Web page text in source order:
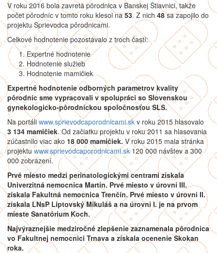
V roku 2016 bola zavretá pôrodnica v Banskej Štiavnici, takže
počet pôrodníc v tomto roku klesol na53. Z nich 48sa zapojilo do
projektu Sprievodca pôrodnicami.
Celkové hodnotenie pozostávalo z troch častí:
Expertné hodnotenie
Hodnotenie služieb
Hodnotenie mamičiek
Expertné hodnotenieodborných parametrov kvality
pôrodníc sme vypracovali v spolupráci so Slovenskou
gynekologicko-pôrodníckou spoločnosťou SLS.
Na portáli www.sprievodcaporodnicami.sk v roku 2015 hlasovalo
3 134 mamičiek. Od začiatku projektu v roku 2011 sa hlasovania
zúčastnilo viac ako 18 000 mamičiek. V roku 2015 mala stránka
projektu www.sprievodcaporodnicami.sk120 000 návštev a 300
000 zobrazení.
Prvé miesto medzi perinatologickými centrami získala
Univerzitná nemocnica Martin. Prvé miesto v úrovni III.
získala Fakultná nemocnica Trenčín. Prvé miesto v úrovni II.
získala LNsP Liptovský Mikuláš a na úrovni I. je na prvom
mieste Sanatórium Koch.
Najvýraznejšie medziročné zlepšenie zaznamenala pôrodnica
vo Fakultnej nemocnici Trnava a získala ocenenie Skokan
roka.